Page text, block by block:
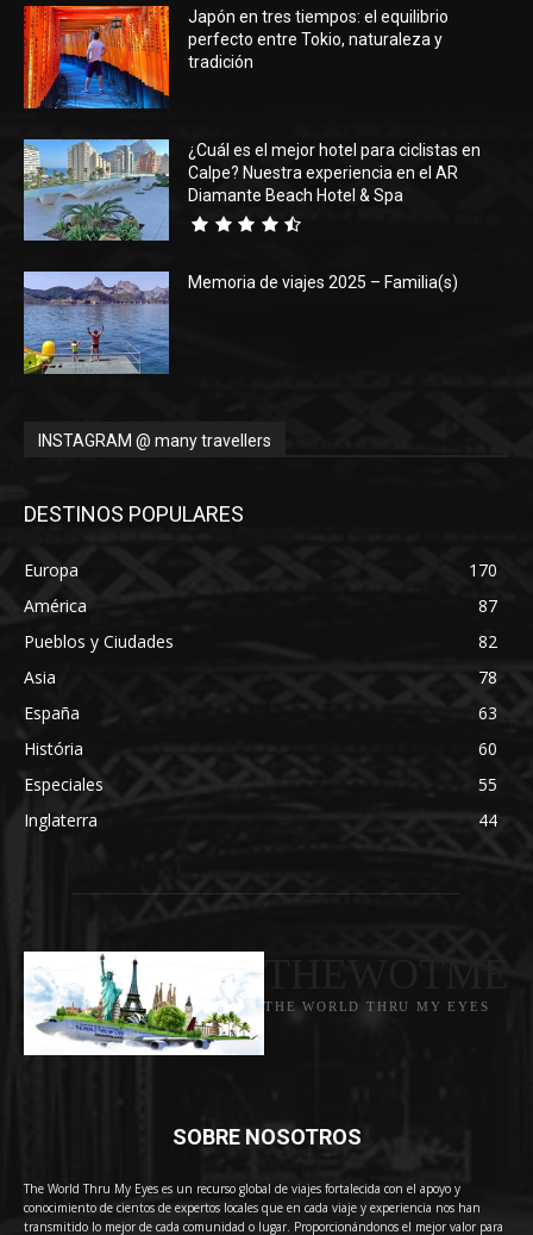
Japón en tres tiempos: el equilibrio
perfecto entre Tokio, naturaleza y
tradición
¿Cuál es el mejor hotel para ciclistas en
Calpe? Nuestra experiencia en el AR
Diamante Beach Hotel & Spa
Memoria de viajes 2025 – Familia(s)
INSTAGRAM @ many travellers
DESTINOS POPULARES
Europa
170
América
87
Pueblos y Ciudades
82
Asia
78
España
63
História
60
Especiales
55
Inglaterra
44
THE WORLD THRU MY EYES
SOBRE NOSOTROS
The World Thru My Eyes es un recurso global de viajes fortalecida con el apoyo y
conocimiento de cientos de expertos locales que en cada viaje y experiencia nos han
transmitido lo mejor de cada comunidad o lugar. Proporcionándonos el mejor valor para